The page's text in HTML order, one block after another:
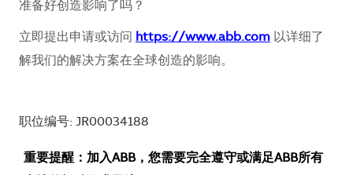
准备好创造影响了吗？
立即提出申请或访问 https://www.abb.com 以详细了
解我们的解决方案在全球创造的影响。
职位编号: JR00034188
重要提醒：加入ABB，您需要完全遵守或满足ABB所有